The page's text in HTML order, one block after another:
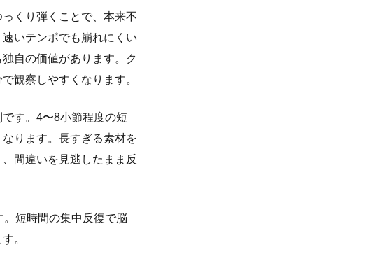
くり弾くことで、本来不
いテンポでも崩れにくい
自の価値があります。ク
観察しやすくなります。
す。4〜8小節程度の短
ります。長すぎる素材を
間違いを見逃したまま反
短時間の集中反復で脳
。